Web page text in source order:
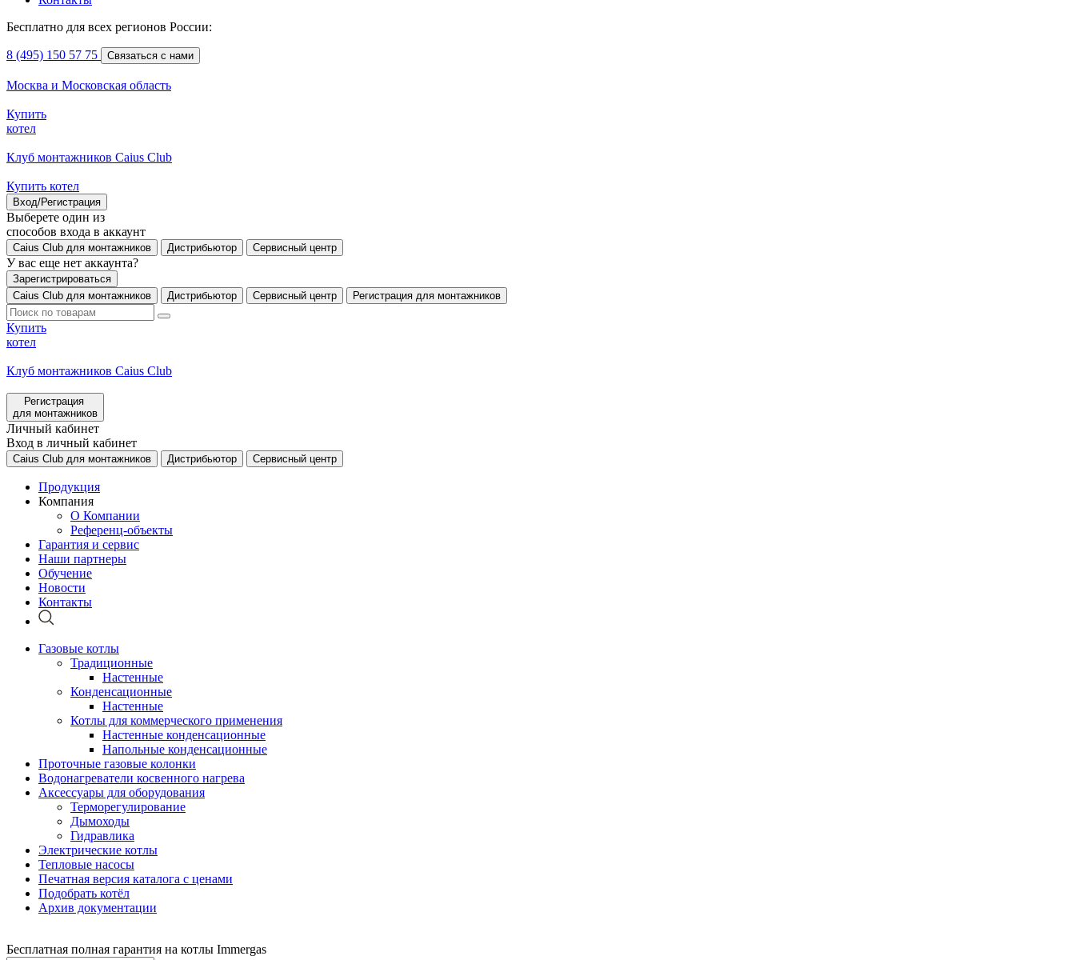
Бесплатно для всех регионов России:
8 (495) 150 57 75 Связаться с нами
Москва и Московская область
Купить
котел
Клуб монтажников Caius Club
Купить котел
Вход/Регистрация
Выберете один из
способов входа в аккаунт
Caius Club для монтажников Дистрибьютор Сервисный центр
У вас еще нет аккаунта?
Зарегистрироваться
Caius Club для монтажников
Дистрибьютор Сервисный центр Регистрация для монтажников
Купить
котел
Клуб монтажников Caius Club
Регистрация
для монтажников
Личный кабинет
Вход в личный кабинет
Caius Club для монтажников Дистрибьютор Сервисный центр
Продукция
Компания
О Компании
Референц-объекты
Гарантия и сервис
Наши партнеры
Обучение
Новости
Контакты
Газовые котлы
Традиционные
Настенные
Конденсационные
Настенные
Котлы для коммерческого применения
Настенные конденсационные
Напольные конденсационные
Проточные газовые колонки
Водонагреватели косвенного нагрева
Аксессуары для оборудования
Терморегулирование
Дымоходы
Гидравлика
Электрические котлы
Тепловые насосы
Печатная версия каталога с ценами
Подобрать котёл
Архив документации
Бесплатная полная гарантия на котлы Immergas